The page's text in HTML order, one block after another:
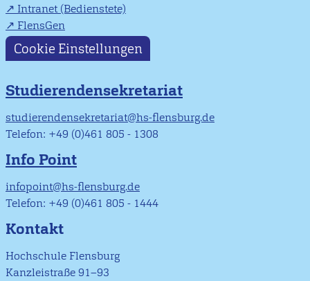
Intranet (Bedienstete)
FlensGen
Cookie Einstellungen
Studierendensekretariat
studierendensekretariat@hs-flensburg.de
Telefon: +49 (0)461 805 - 1308
Info Point
infopoint@hs-flensburg.de
Telefon: +49 (0)461 805 - 1444
Kontakt
Hochschule Flensburg
Kanzleistraße 91–93